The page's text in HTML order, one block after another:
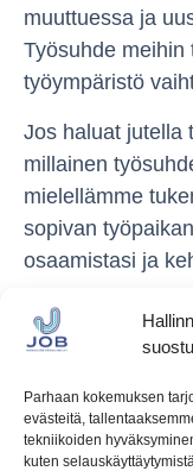
Parhaan kokemuksen
evästeitä,
tekniikoiden
kuten
muuttuessa ja
Työsuhde
työympäristö
Jos haluat jutella
millainen
mielellämme
sopivan
osaamistasi ja